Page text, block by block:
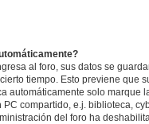
al foro, sus datos se
tiempo. Esto previene que
automáticamente solo marque
compartido, e.j. biblioteca,
del foro ha